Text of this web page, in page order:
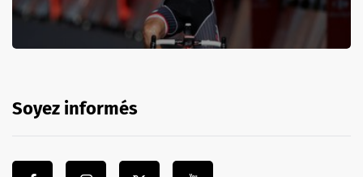
Soyez informés